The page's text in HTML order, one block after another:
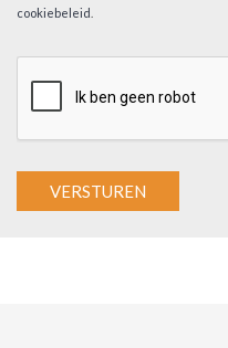
cookiebeleid